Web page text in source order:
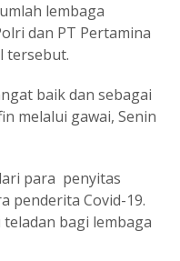
lembaga
dan PT Pertamina
tersebut.
baik dan sebagai
melalui gawai, Senin
para penyitas
penderita Covid-19.
bagi lembaga